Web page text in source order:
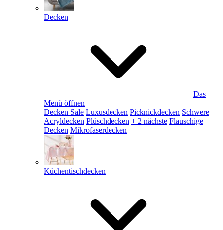
Decken
Das
Menü öffnen
Decken Sale Luxusdecken Picknickdecken Schwere
Acryldecken Plüschdecken + 2 nächste Flauschige
Decken Mikrofaserdecken
Küchentischdecken